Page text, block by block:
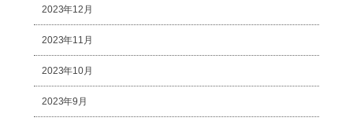
2023年12月
2023年11月
2023年10月
2023年9月